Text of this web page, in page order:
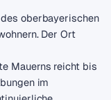
oberbayerischen
Der Ort
Mauerns reicht bis
im